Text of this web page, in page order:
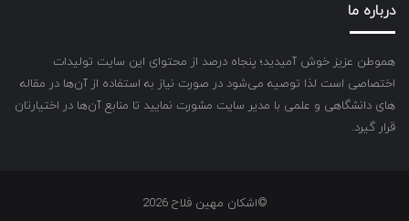
درباره ما
هموطن عزیز خوش آمیدید؛ پنجاه درصد از محتوای این سایت تولیدات
اختصاصی است لذا توصیه می‌شود در صورت نیاز به استفاده از آن‌ها در مقاله
های دانشگاهی و علمی با مدیر سایت مشورت نمایید تا منابع آن‌ها در اختیارتان
قرار گیرد.
©اشکان مهین فلاح 2026